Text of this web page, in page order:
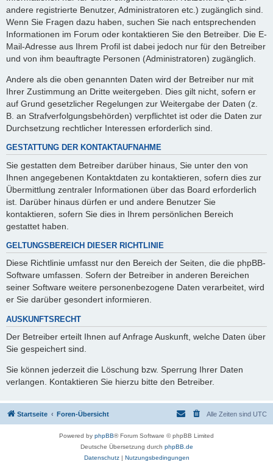
andere registrierte Benutzer, Administratoren etc.) zugänglich sind.
Wenn Sie Fragen dazu haben, suchen Sie nach entsprechenden
Informationen im Forum oder kontaktieren Sie den Betreiber. Die E-
Mail-Adresse aus Ihrem Profil ist dabei jedoch nur für den Betreiber
und von ihm beauftragte Personen (Administratoren) zugänglich.
Andere als die oben genannten Daten wird der Betreiber nur mit
Ihrer Zustimmung an Dritte weitergeben. Dies gilt nicht, sofern er
auf Grund gesetzlicher Regelungen zur Weitergabe der Daten (z.
B. an Strafverfolgungsbehörden) verpflichtet ist oder die Daten zur
Durchsetzung rechtlicher Interessen erforderlich sind.
GESTATTUNG DER KONTAKTAUFNAHME
Sie gestatten dem Betreiber darüber hinaus, Sie unter den von
Ihnen angegebenen Kontaktdaten zu kontaktieren, sofern dies zur
Übermittlung zentraler Informationen über das Board erforderlich
ist. Darüber hinaus dürfen er und andere Benutzer Sie
kontaktieren, sofern Sie dies in Ihrem persönlichen Bereich
gestattet haben.
GELTUNGSBEREICH DIESER RICHTLINIE
Diese Richtlinie umfasst nur den Bereich der Seiten, die die phpBB-
Software umfassen. Sofern der Betreiber in anderen Bereichen
seiner Software weitere personenbezogene Daten verarbeitet, wird
er Sie darüber gesondert informieren.
AUSKUNFTSRECHT
Der Betreiber erteilt Ihnen auf Anfrage Auskunft, welche Daten über
Sie gespeichert sind.
Sie können jederzeit die Löschung bzw. Sperrung Ihrer Daten
verlangen. Kontaktieren Sie hierzu bitte den Betreiber.
Startseite Foren-Übersicht Alle Zeiten sind UTC
Powered by phpBB® Forum Software © phpBB Limited
Deutsche Übersetzung durch phpBB.de
Datenschutz| Nutzungsbedingungen